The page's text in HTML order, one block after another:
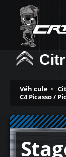
Véhicule
C4 Picasso /